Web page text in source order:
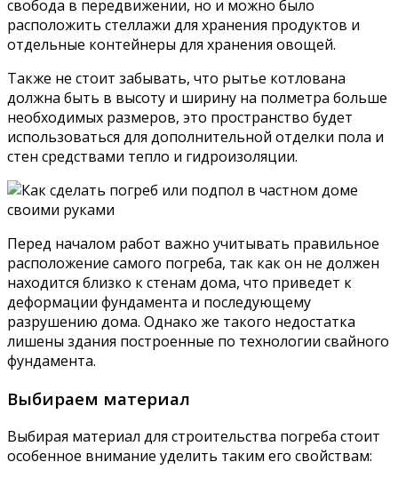
свобода в передвижении, но и можно было
расположить стеллажи для хранения продуктов и
отдельные контейнеры для хранения овощей.
Также не стоит забывать, что рытье котлована
должна быть в высоту и ширину на полметра больше
необходимых размеров, это пространство будет
использоваться для дополнительной отделки пола и
стен средствами тепло и гидроизоляции.
Перед началом работ важно учитывать правильное
расположение самого погреба, так как он не должен
находится близко к стенам дома, что приведет к
деформации фундамента и последующему
разрушению дома. Однако же такого недостатка
лишены здания построенные по технологии свайного
фундамента.
Выбираем материал
Выбирая материал для строительства погреба стоит
особенное внимание уделить таким его свойствам: